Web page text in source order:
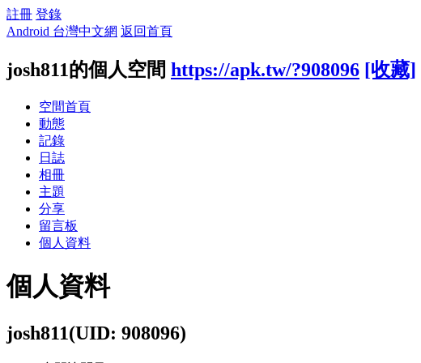
註冊 登錄
Android 台灣中文網 返回首頁
josh811的個人空間 https://apk.tw/?908096 [收藏]
空間首頁
動態
記錄
日誌
相冊
主題
分享
留言板
個人資料
個人資料
josh811(UID: 908096)